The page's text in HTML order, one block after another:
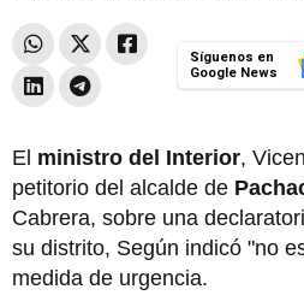
Síguenos en
Google News
El ministro del Interior,
petitorio del alcalde de
Cabrera, sobre una
su distrito, Según indicó "no
medida de urgencia.